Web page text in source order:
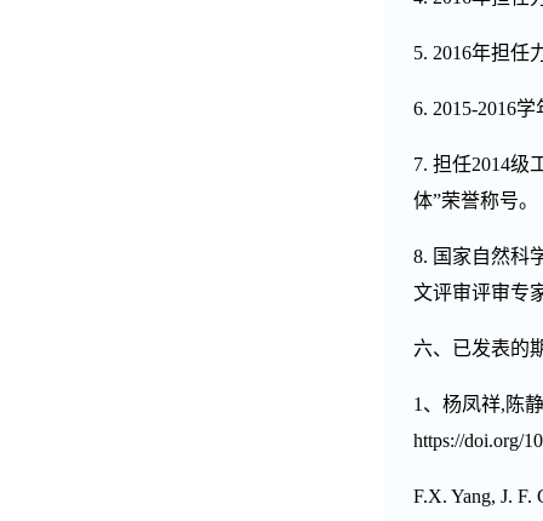
5. 2016年担任
6. 2015-2016学
7. 担任2014级
体”荣誉称号。
8. 国家自然科
文评审评审专
六、已发表的
1 、杨凤祥, 陈
https://doi.org/
F.X. Yang, J. F.